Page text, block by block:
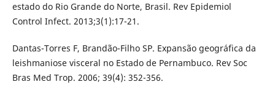
estado do Rio Grande do Norte, Brasil. Rev Epidemiol
Control Infect. 2013;3(1):17-21.
Dantas-Torres F, Brandão-Filho SP. Expansão geográfica da
leishmaniose visceral no Estado de Pernambuco. Rev Soc
Bras Med Trop. 2006; 39(4): 352-356.